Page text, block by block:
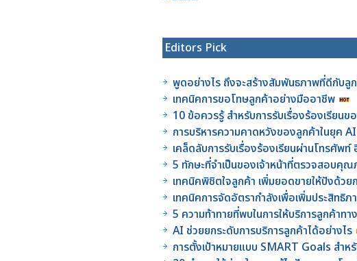
Editors Pick
พูดอย่างไร ถึงจะสร้างสัมพันธภาพที่ดีกับลู
เทคนิคการขอโทษลูกค้าอย่างมืออาชีพ
10 ข้อควรรู้ สำหรับการรับเรื่องร้องเรียนข
การบริหารความคาดหวังของลูกค้าในยุค AI
เคล็ดลับการรับเรื่องร้องเรียนผ่านโทรศัพท์
5 ทักษะที่จำเป็นของเจ้าหน้าที่ตรวจสอบคุ
เทคนิคพิชิตใจลูกค้า เพิ่มยอดขายให้ปังด้วย
เทคนิคการจัดอัตรากำลังเพื่อเพิ่มประสิท
5 ความท้าทายที่พบในการให้บริการลูกค้าทา
AI ช่วยยกระดับการบริการลูกค้าได้อย่างไร
การตั้งเป้าหมายแบบ SMART Goals สำ